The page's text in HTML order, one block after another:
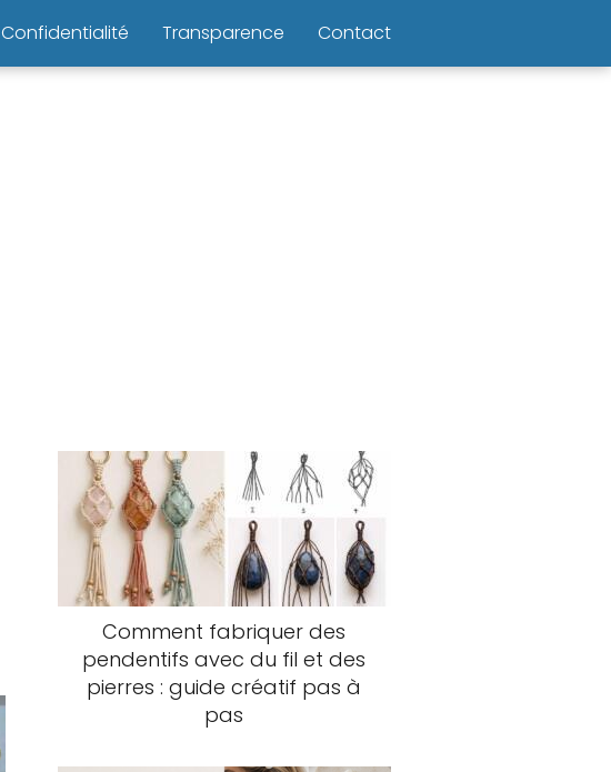
Confidentialité Transparence Contact
Comment fabriquer des
pendentifs avec du fil et des
pierres : guide créatif pas à
pas